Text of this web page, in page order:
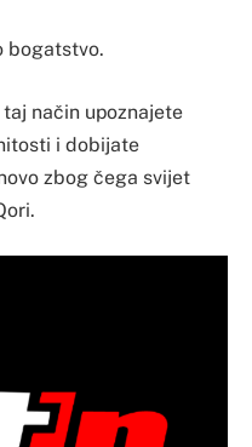
bogatstvo.
način upoznajete
i dobijate
zbog čega svijet